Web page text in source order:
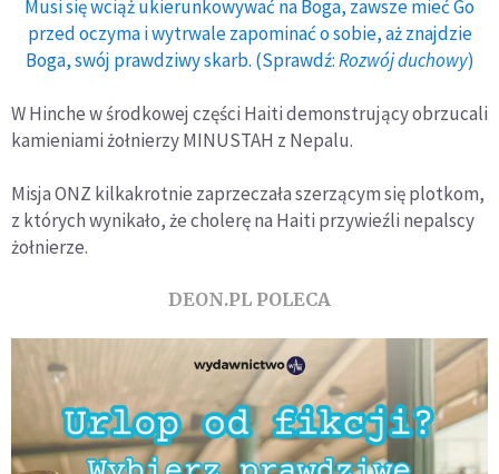
Musi się wciąż ukierunkowywać na Boga, zawsze mieć Go
przed oczyma i wytrwale zapominać o sobie, aż znajdzie
Boga, swój prawdziwy skarb. (Sprawdź:Rozwój duchowy)
W Hinche w środkowej części Haiti demonstrujący obrzucali
kamieniami żołnierzy MINUSTAH z Nepalu.
Misja ONZ kilkakrotnie zaprzeczała szerzącym się plotkom,
z których wynikało, że cholerę na Haiti przywieźli nepalscy
żołnierze.
DEON.PL POLECA